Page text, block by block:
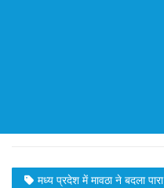
मध्‍य प्रदेश में मावठा ने बदला पारा